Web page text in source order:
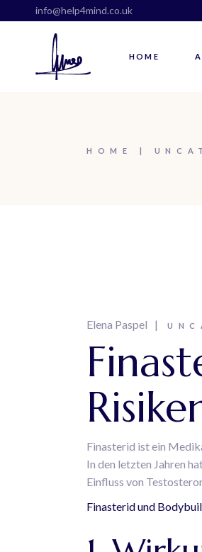
info@help4mind.co.uk
HOME
HOME
Elena Paspel
Finasterid ist ein
In den letzten Jahren
Einfluss von
Finasterid und